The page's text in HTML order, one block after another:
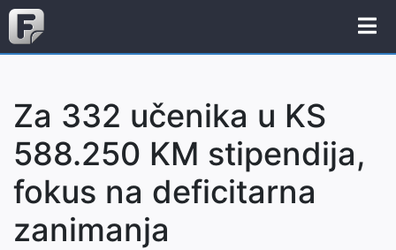
Za 332 učenika u KS
588.250 KM stipendija,
fokus na deficitarna
zanimanja